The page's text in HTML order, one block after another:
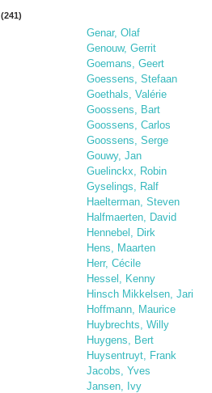
(241)
Genar, Olaf
Genouw, Gerrit
Goemans, Geert
Goessens, Stefaan
Goethals, Valérie
Goossens, Bart
Goossens, Carlos
Goossens, Serge
Gouwy, Jan
Guelinckx, Robin
Gyselings, Ralf
Haelterman, Steven
Halfmaerten, David
Hennebel, Dirk
Hens, Maarten
Herr, Cécile
Hessel, Kenny
Hinsch Mikkelsen, Jari
Hoffmann, Maurice
Huybrechts, Willy
Huygens, Bert
Huysentruyt, Frank
Jacobs, Yves
Jansen, Ivy